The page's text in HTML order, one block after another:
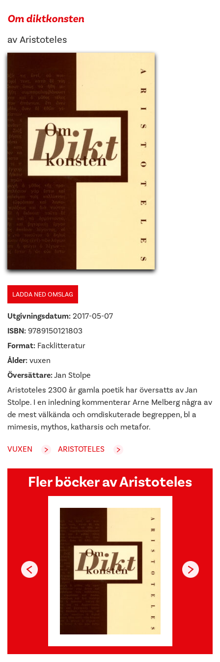
Om diktkonsten
avAristoteles
LADDA NED OMSLAG
Utgivningsdatum: 2017-05-07
ISBN: 9789150121803
Format: Facklitteratur
Ålder: vuxen
Översättare:Jan Stolpe
Aristoteles 2300 år gamla poetik har översatts av Jan
Stolpe. I en inledning kommenterar Arne Melberg några av
de mest välkända och omdiskuterade begreppen, bl a
mimesis, mythos, katharsis och metafor.
VUXEN ARISTOTELES
Fler böcker av Aristoteles